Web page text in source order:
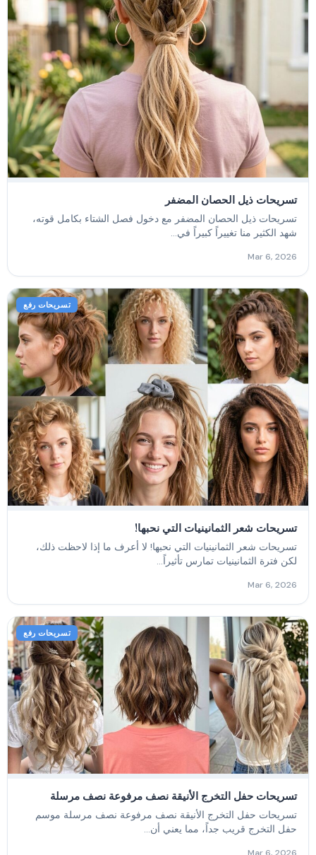
تسريحات ذيل الحصان المضفر
تسريحات ذيل الحصان المضفر مع دخول فصل الشتاء بكامل قوته،
شهد الكثير منا تغييراً كبيراً في...
Mar 6, 2026
تسريحات رفع
تسريحات شعر الثمانينيات التي نحبها!
تسريحات شعر الثمانينيات التي نحبها! لا أعرف ما إذا لاحظت ذلك،
لكن فترة الثمانينيات تمارس تأثيراً...
Mar 6, 2026
تسريحات رفع
تسريحات حفل التخرج الأنيقة نصف مرفوعة نصف مرسلة
تسريحات حفل التخرج الأنيقة نصف مرفوعة نصف مرسلة موسم
حفل التخرج قريب جداً، مما يعني أن...